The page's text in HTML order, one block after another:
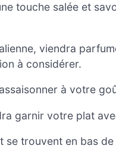
touche salée et
viendra
à considérer.
à votre
garnir votre plat
trouvent en bas